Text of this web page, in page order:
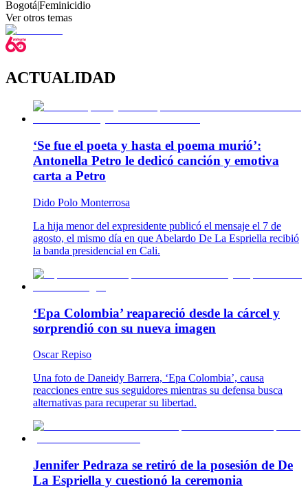
Bogotá|Feminicidio
Ver otros temas
ACTUALIDAD
‘Se fue el poeta y hasta el poema murió’:
Antonella Petro le dedicó canción y emotiva
carta a Petro
Dido Polo Monterrosa
La hija menor del expresidente publicó el mensaje el 7 de
agosto, el mismo día en que Abelardo De La Espriella recibió
la banda presidencial en Cali.
‘Epa Colombia’ reapareció desde la cárcel y
sorprendió con su nueva imagen
Oscar Repiso
Una foto de Daneidy Barrera, ‘Epa Colombia’, causa
reacciones entre sus seguidores mientras su defensa busca
alternativas para recuperar su libertad.
Jennifer Pedraza se retiró de la posesión de De
La Espriella y cuestionó la ceremonia